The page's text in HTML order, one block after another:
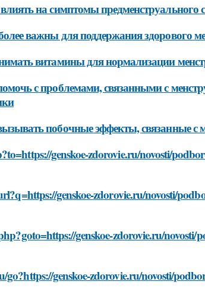
на симптомы
важны для поддержания здорового
витамины для нормализации
с проблемами, связанными с
побочные эффекты, связанные с
genskoe-zdorovie.ru/novosti/
genskoe-zdorovie.ru/novosti/
genskoe-zdorovie.ru/novosti/
go?https://genskoe-zdorovie.ru/novosti/